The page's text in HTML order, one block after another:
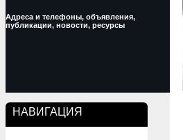
Адреса и телефоны, объявления,
публикации, новости, ресурсы
НАВИГАЦИЯ